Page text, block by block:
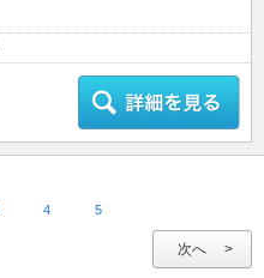
4 5
次へ